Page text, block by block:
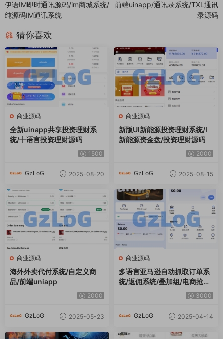
伊语IM即时通讯源码/im商城系统/
纯源码IM通讯系统
前端uinapp/通讯录系统/TXL通讯
录源码
猜你喜欢
商业源码
全新uinapp共享投资理财系
统/十语言投资理财源码
1500
GzLoG 2025-08-20
商业源码
新版UI新能源投资理财系统/I
新能源资金盘/投资理财源码
2000
GzLoG 2025-08-15
商业源码
海外外卖代付系统/自定义商
品/前端uniapp
2000
GzLoG 2025-05-23
商业源码
多语言亚马逊自动抓取订单系
统/返佣系统/叠加组/电商抢单
3000
GzLoG 2025-04-14